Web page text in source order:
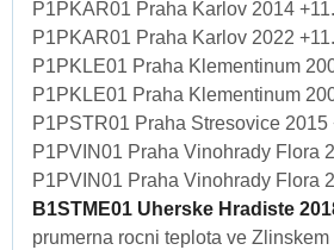
P1PKAR01 Praha Karlov 2014
P1PKAR01 Praha Karlov 2022
P1PKLE01 Praha Klementinum
P1PKLE01 Praha Klementinum
P1PSTR01 Praha Stresovice 2015
P1PVIN01 Praha Vinohrady Flora
P1PVIN01 Praha Vinohrady Flora
B1STME01 Uherske Hradiste
prumerna rocni teplota ve Zlinskem